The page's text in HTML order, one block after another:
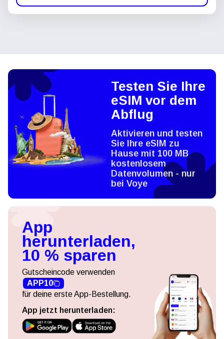
Testen Sie Ihre
eSIM vor dem
Abflug
Aktivieren und testen
Sie Ihre eSIM zu
Hause mit 100 MB
kostenlosem
Datenvolumen - nur
bei Voye
App
herunterladen,
10 % sparen
Gutscheincode verwenden
APP10
für deine erste App-Bestellung.
App jetzt herunterladen: